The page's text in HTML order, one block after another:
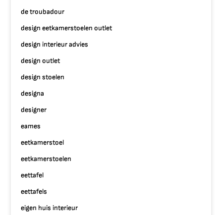
de troubadour
design eetkamerstoelen outlet
design interieur advies
design outlet
design stoelen
designa
designer
eames
eetkamerstoel
eetkamerstoelen
eettafel
eettafels
eigen huis interieur